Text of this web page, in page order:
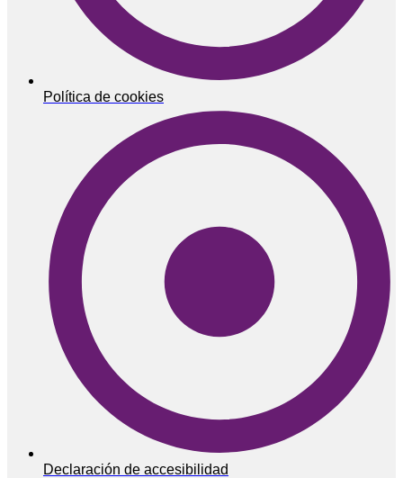
Política de cookies
Declaración de accesibilidad